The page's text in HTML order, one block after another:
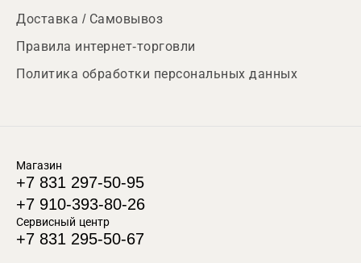
Доставка / Самовывоз
Правила интернет-торговли
Политика обработки персональных данных
Магазин
+7 831 297-50-95
+7 910-393-80-26
Сервисный центр
+7 831 295-50-67